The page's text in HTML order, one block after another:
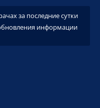
за последние сутки
информации